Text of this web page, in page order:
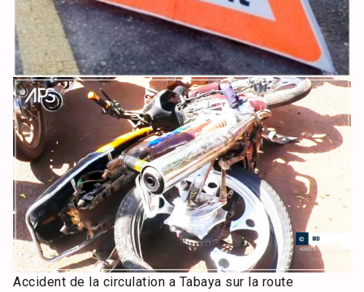
Accident de la circulation a Tabaya sur la route